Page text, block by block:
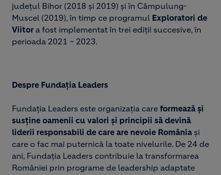
județul Bihor (2018 și 2019) și în Câmpulung-
Muscel (2019), în timp ce programul Exploratori de
Viitor a fost implementat în trei ediții succesive, în
perioada 2021 – 2023.
Despre Fundația Leaders
Fundația Leaders este organizația care formează și
susține oamenii cu valori și principii să devină
liderii responsabili de care are nevoie România și
care o fac mai puternică la toate nivelurile. De 24 de
ani, Fundația Leaders contribuie la transformarea
României prin programe de leadership adaptate